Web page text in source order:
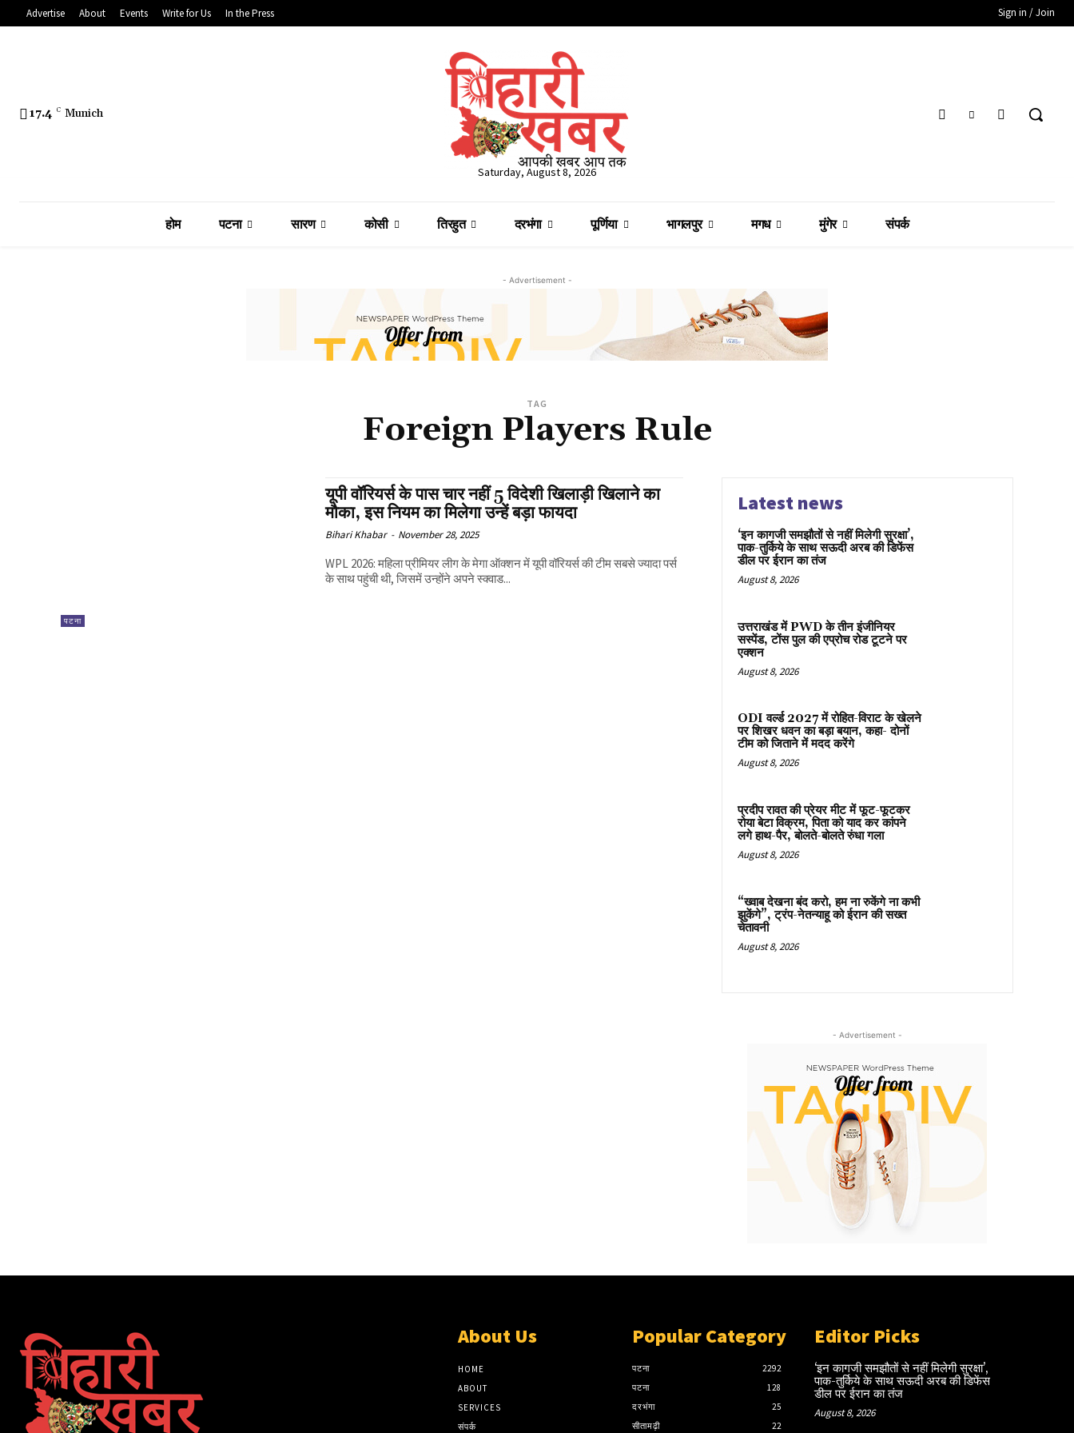
Advertise About Events Write for Us In the Press Sign in / Join
17.4 C Munich
Saturday, August 8, 2026
होम पटना सारण कोसी तिरहुत दरभंगा पूर्णिया भागलपुर मगध मुंगेर संपर्क
- Advertisement -
TAG
Foreign Players Rule
पटना
यूपी वॉरियर्स के पास चार नहीं 5 विदेशी खिलाड़ी खिलाने का
मौका, इस नियम का मिलेगा उन्हें बड़ा फायदा
Bihari Khabar - November 28, 2025
WPL 2026: महिला प्रीमियर लीग के मेगा ऑक्शन में यूपी वॉरियर्स की टीम सबसे ज्यादा पर्स
के साथ पहुंची थी, जिसमें उन्होंने अपने स्क्वाड...
Latest news
‘इन कागजी समझौतों से नहीं मिलेगी सुरक्षा’,
पाक-तुर्किये के साथ सऊदी अरब की डिफेंस
डील पर ईरान का तंज
August 8, 2026
उत्तराखंड में PWD के तीन इंजीनियर
सस्पेंड, टोंस पुल की एप्रोच रोड टूटने पर
एक्शन
August 8, 2026
ODI वर्ल्ड 2027 में रोहित-विराट के खेलने
पर शिखर धवन का बड़ा बयान, कहा- दोनों
टीम को जिताने में मदद करेंगे
August 8, 2026
प्रदीप रावत की प्रेयर मीट में फूट-फूटकर
रोया बेटा विक्रम, पिता को याद कर कांपने
लगे हाथ-पैर, बोलते-बोलते रुंधा गला
August 8, 2026
“ख्वाब देखना बंद करो, हम ना रुकेंगे ना कभी
झुकेंगे”, ट्रंप-नेतन्याहू को ईरान की सख्त
चेतावनी
August 8, 2026
- Advertisement -
About Us
HOME
ABOUT
SERVICES
संपर्क
Popular Category
पटना
2292
पटना
128
दरभंगा
25
सीतामढ़ी
22
Editor Picks
‘इन कागजी समझौतों से नहीं मिलेगी सुरक्षा’,
पाक-तुर्किये के साथ सऊदी अरब की डिफेंस
डील पर ईरान का तंज
August 8, 2026